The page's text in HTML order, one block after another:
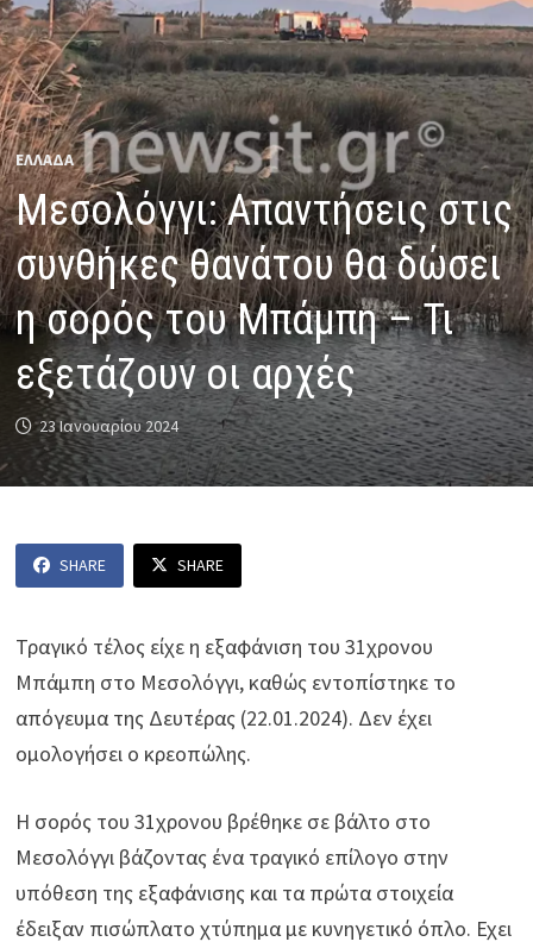
ΕΛΛΑΔΑ
Μεσολόγγι: Απαντήσεις στις
συνθήκες θανάτου θα δώσει
η σορός του Μπάμπη – Τι
εξετάζουν οι αρχές
23 Ιανουαρίου 2024
SHARE SHARE
Τραγικό τέλος είχε η εξαφάνιση του 31χρονου
Μπάμπη στο Μεσολόγγι, καθώς εντοπίστηκε το
απόγευμα της Δευτέρας (22.01.2024). Δεν έχει
ομολογήσει ο κρεοπώλης.
Η σορός του 31χρονου βρέθηκε σε βάλτο στο
Μεσολόγγι βάζοντας ένα τραγικό επίλογο στην
υπόθεση της εξαφάνισης και τα πρώτα στοιχεία
έδειξαν πισώπλατο χτύπημα με κυνηγετικό όπλο. Εχει